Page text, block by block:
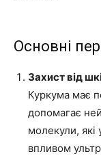
Основні
Захист від
Куркума має
допомагає
молекули, які
впливом